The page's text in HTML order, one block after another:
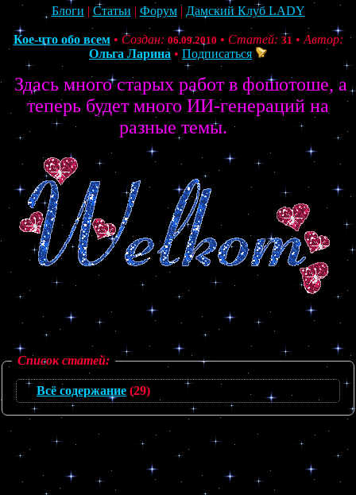
Блоги | Статьи | Форум| Дамский Клуб LADY
Кое-что обо всем• Создан: 06.09.2010 • Статей: 31 • Автор:
Ольга Ларина • Подписаться
Здась много старых работ в фошотоше, а
теперь будет много ИИ-генераций на
разные темы.
Список статей:
Всё содержание (29)